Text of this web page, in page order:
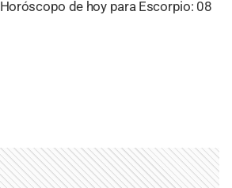
Horóscopo de hoy para Escorpio: 08